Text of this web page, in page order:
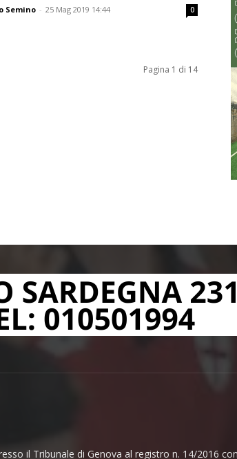
Semino - 25 Mag 2019 14:44 0
Pagina 1 di 14
il Tribunale di Genova al registro n. 14/2016